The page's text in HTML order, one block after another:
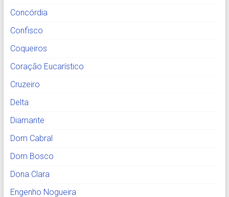
Concórdia
Confisco
Coqueiros
Coração Eucarístico
Cruzeiro
Delta
Diamante
Dom Cabral
Dom Bosco
Dona Clara
Engenho Nogueira